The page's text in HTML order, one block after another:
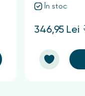
În stoc
346,95 Lei